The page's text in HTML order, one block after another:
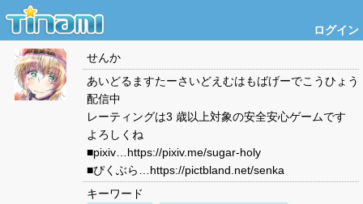
ログイン
せんか
あいどるますたーさいどえむはもばげーでこうひょう
配信中
レーティングは3 歳以上対象の安全安心ゲームです
よろしくね
■pixiv…https://pixiv.me/sugar-holy
■ぴくぶら…https://pictbland.net/senka
キーワード